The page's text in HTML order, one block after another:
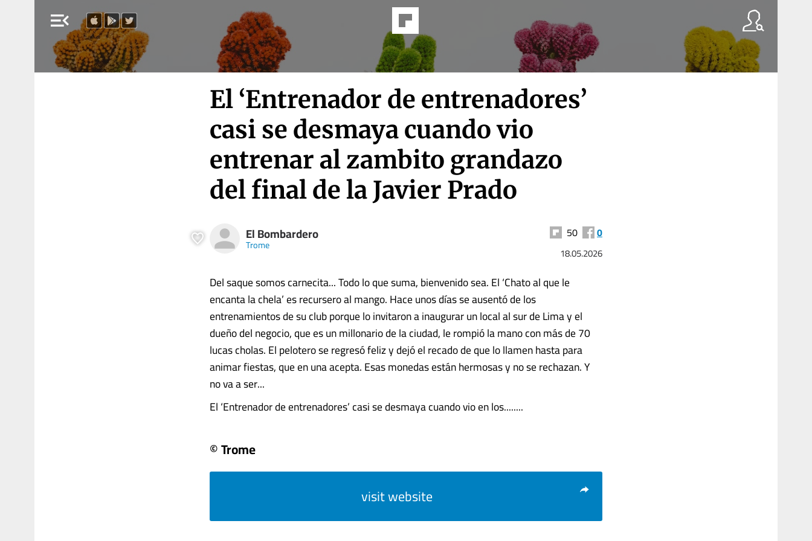
menu_open
El ‘Entrenador de entrenadores’
casi se desmaya cuando vio
entrenar al zambito grandazo
del final de la Javier Prado
El Bombardero
Trome
50 0
18.05.2026
Del saque somos carnecita... Todo lo que suma, bienvenido sea. El ‘Chato al que le
encanta la chela’ es recursero al mango. Hace unos días se ausentó de los
entrenamientos de su club porque lo invitaron a inaugurar un local al sur de Lima y el
dueño del negocio, que es un millonario de la ciudad, le rompió la mano con más de 70
lucas cholas. El pelotero se regresó feliz y dejó el recado de que lo llamen hasta para
animar fiestas, que en una acepta. Esas monedas están hermosas y no se rechazan. Y
no va a ser...
El ‘Entrenador de entrenadores’ casi se desmaya cuando vio en los........
© Trome
visit website